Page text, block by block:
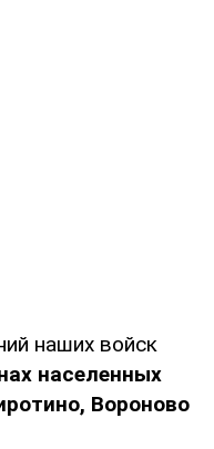
наших войск
населенных
Вороново